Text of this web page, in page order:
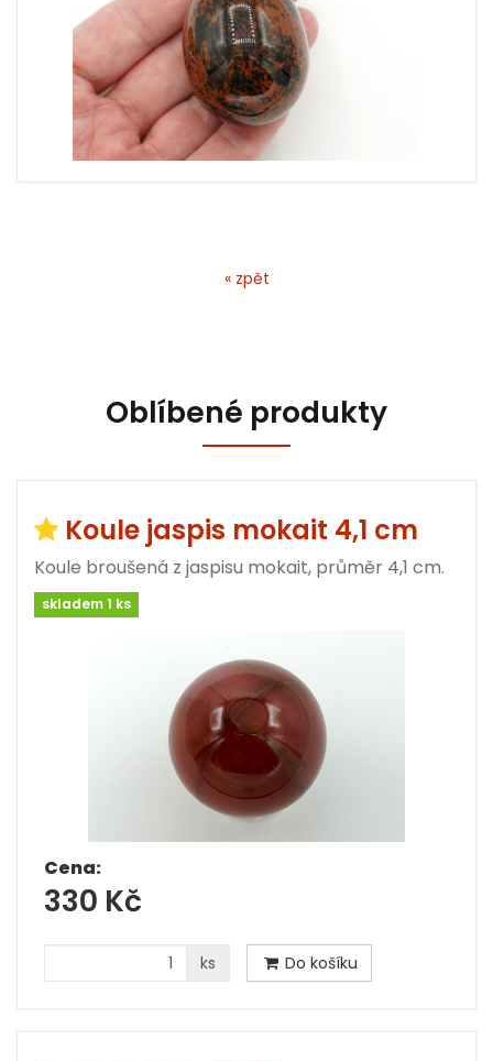
« zpět
Oblíbené produkty
Koule jaspis mokait 4,1 cm
Koule broušená z jaspisu mokait, průměr 4,1 cm.
skladem 1 ks
Cena:
330 Kč
ks Do košíku